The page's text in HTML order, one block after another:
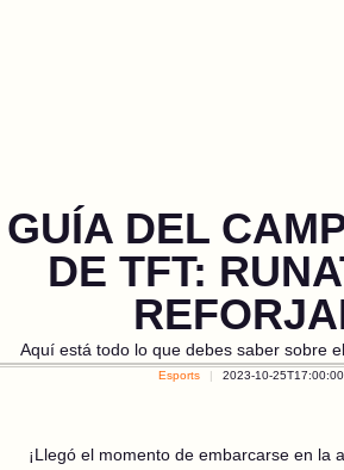
GUÍA DEL
DE TFT:
Aquí está todo lo que debes saber sobre
Esports 2023-10-
¡Llegó el momento de embarcarse en la